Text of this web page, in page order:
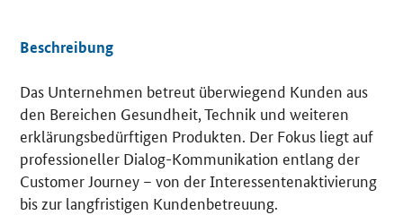
Details
Beschreibung
Das Unternehmen betreut überwiegend Kunden aus
den Bereichen Gesundheit, Technik und weiteren
erklärungsbedürftigen Produkten. Der Fokus liegt auf
professioneller Dialog-Kommunikation entlang der
Customer Journey – von der Interessentenaktivierung
bis zur langfristigen Kundenbetreuung.